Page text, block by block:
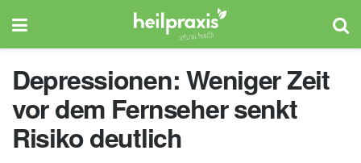
Depressionen: Weniger Zeit
vor dem Fernseher senkt
Risiko deutlich